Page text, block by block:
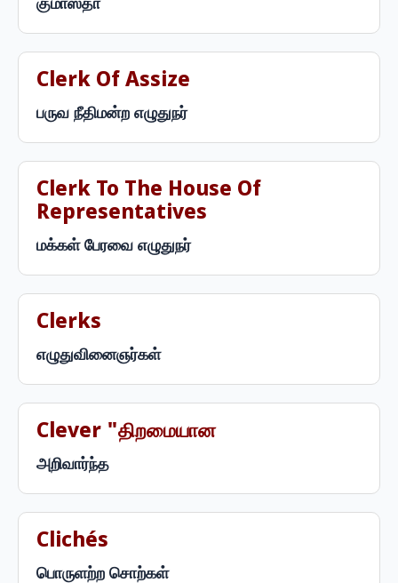
Clerk Of Assize
பருவ நீதிமன்ற எழுதுநர்
Clerk To The House Of
Representatives
மக்கள் பேரவை எழுதுநர்
Clerks
எழுதுவினைஞர்கள்
Clever "திறமையான
அறிவார்ந்த
Clichés
பொருளற்ற சொற்கள்